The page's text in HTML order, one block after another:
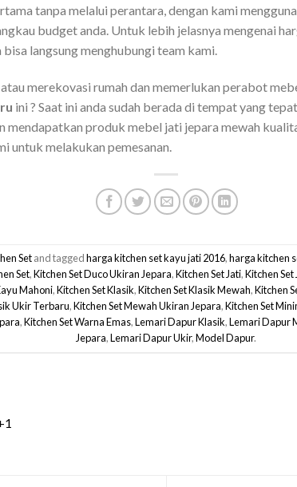
tanpa melalui perantara, dengan kami
budget anda. Untuk lebih jelasnya mengenai
langsung menghubungi team kami.
merekovasi rumah dan memerlukan perabot
ini ? Saat ini anda sudah berada di tempat yang
mendapatkan produk mebel jati jepara mewah
untuk melakukan pemesanan.
Setand taggedharga kitchen set kayu jati 2016,harga kitchen
Set,Kitchen Set Duco Ukiran Jepara,Kitchen Set Jati,Kitchen Set
Mahoni,Kitchen Set Klasik,Kitchen Set Klasik Mewah,Kitchen
Ukir Terbaru,Kitchen Set Mewah Ukiran Jepara,Kitchen Set
,Kitchen Set Warna Emas,Lemari Dapur Klasik,Lemari Dapur
Jepara,Lemari Dapur Ukir,Model Dapur.